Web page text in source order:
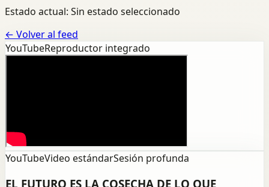
Estado actual: Sin estado seleccionado
← Volver al feed
YouTubeReproductor integrado
YouTubeVideo estándarSesión profunda
EL FUTURO ES LA COSECHA DE LO QUE